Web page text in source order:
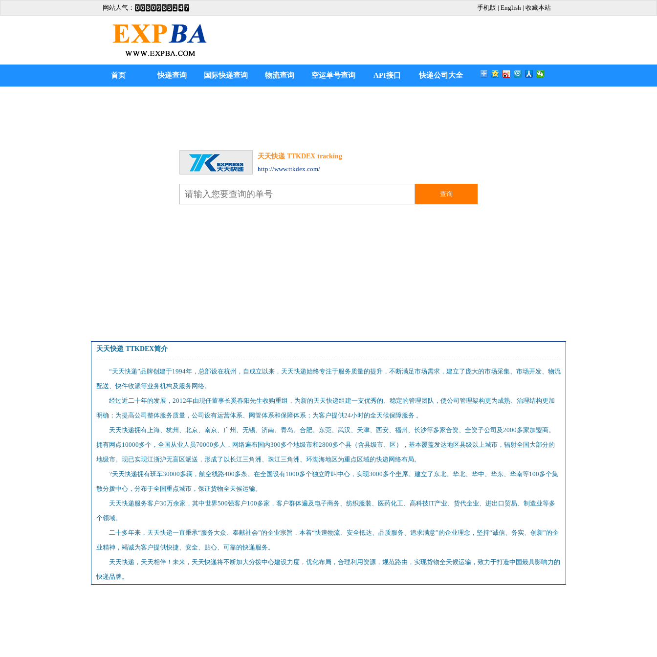
网站人气： 手机版 | English | 收藏本站
首页 快递查询 国际快递查询 物流查询 空运单号查询 API接口 快递公司大全
天天快递 TTKDEX tracking
http://www.ttkdex.com/
天天快递 TTKDEX简介
“天天快递”品牌创建于1994年，总部设在杭州，自成立以来，天天快递始终专注于服务质量的提升，不断满足市场需求，建立了庞大的市场采集、市场开发、物流
配送、快件收派等业务机构及服务网络。
经过近二十年的发展，2012年由现任董事长奚春阳先生收购重组，为新的天天快递组建一支优秀的、稳定的管理团队，使公司管理架构更为成熟、治理结构更加
明确；为提高公司整体服务质量，公司设有运营体系、网管体系和保障体系；为客户提供24小时的全天候保障服务 。
天天快递拥有上海、杭州、北京、南京、广州、无锡、济南、青岛、合肥、东莞、武汉、天津、西安、福州、长沙等多家合资、全资子公司及2000多家加盟商。
拥有网点10000多个，全国从业人员70000多人，网络遍布国内300多个地级市和2800多个县（含县级市、区），基本覆盖发达地区县级以上城市，辐射全国大部分的
地级市。现已实现江浙沪无盲区派送，形成了以长江三角洲、珠江三角洲、环渤海地区为重点区域的快递网络布局。
?天天快递拥有班车30000多辆，航空线路400多条。在全国设有1000多个独立呼叫中心，实现3000多个坐席。建立了东北、华北、华中、华东、华南等100多个集
散分拨中心，分布于全国重点城市，保证货物全天候运输。
天天快递服务客户30万余家，其中世界500强客户100多家，客户群体遍及电子商务、纺织服装、医药化工、高科技IT产业、货代企业、进出口贸易、制造业等多
个领域。
二十多年来，天天快递一直秉承“服务大众、奉献社会”的企业宗旨，本着“快速物流、安全抵达、品质服务、追求满意”的企业理念，坚持“诚信、务实、创新”的企
业精神，竭诚为客户提供快捷、安全、贴心、可靠的快递服务。
天天快递，天天相伴！未来，天天快递将不断加大分拨中心建设力度，优化布局，合理利用资源，规范路由，实现货物全天候运输，致力于打造中国最具影响力的
快递品牌。